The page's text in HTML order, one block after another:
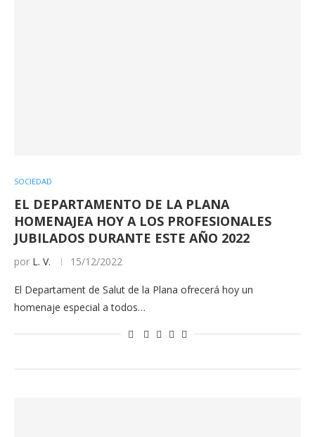
SOCIEDAD
EL DEPARTAMENTO DE LA PLANA
HOMENAJEA HOY A LOS PROFESIONALES
JUBILADOS DURANTE ESTE AÑO 2022
por L. V. 15/12/2022
El Departament de Salut de la Plana ofrecerá hoy un
homenaje especial a todos…